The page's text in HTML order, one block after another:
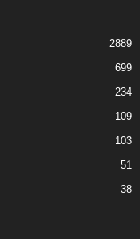
2889
699
234
109
103
51
38